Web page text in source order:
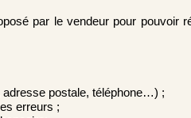
par le vendeur pour pouvoir
postale, téléphone…) ;
erreurs ;